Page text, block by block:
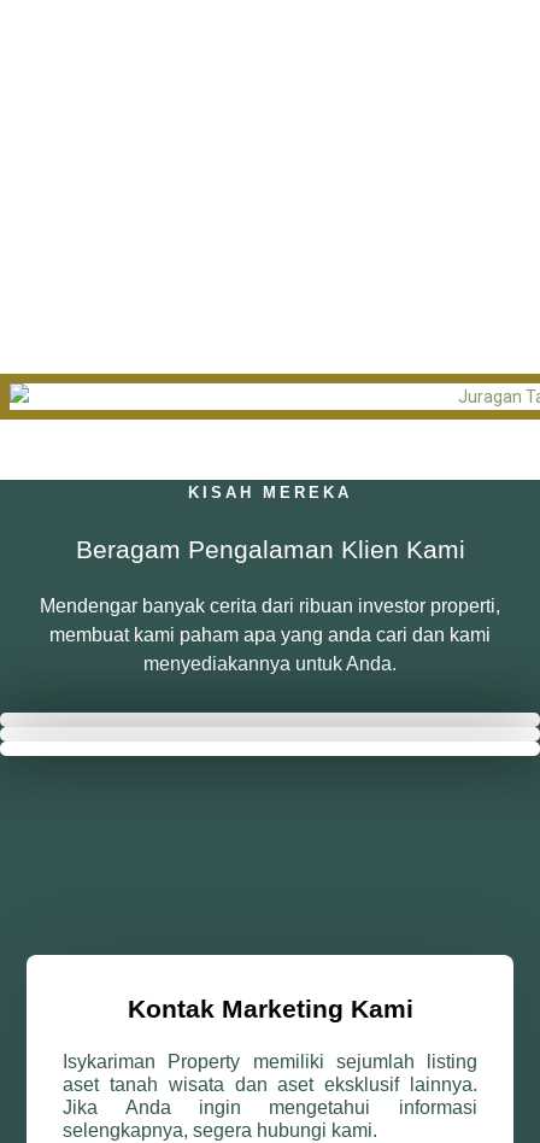
KISAH MEREKA
Beragam Pengalaman Klien Kami
Mendengar banyak cerita dari ribuan investor properti,
membuat kami paham apa yang anda cari dan kami
menyediakannya untuk Anda.
Kontak Marketing Kami
Isykariman Property memiliki sejumlah listing
aset tanah wisata dan aset eksklusif lainnya.
Jika Anda ingin mengetahui informasi
selengkapnya, segera hubungi kami.